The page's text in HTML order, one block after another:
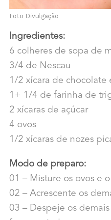
Foto Divulgação
Ingredientes:
6 colheres de sopa de
3/4 de Nescau
1/2 xícara de chocolate
1+ 1/4 de farinha de
2 xícaras de açúcar
4 ovos
1/2 xícaras de nozes
Modo de preparo:
01 – Misture os ovos e
02 – Acrescente os
03 – Despeje os